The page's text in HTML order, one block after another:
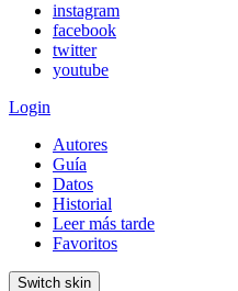
instagram
facebook
twitter
youtube
Login
Autores
Guía
Datos
Historial
Leer más tarde
Favoritos
Switch skin